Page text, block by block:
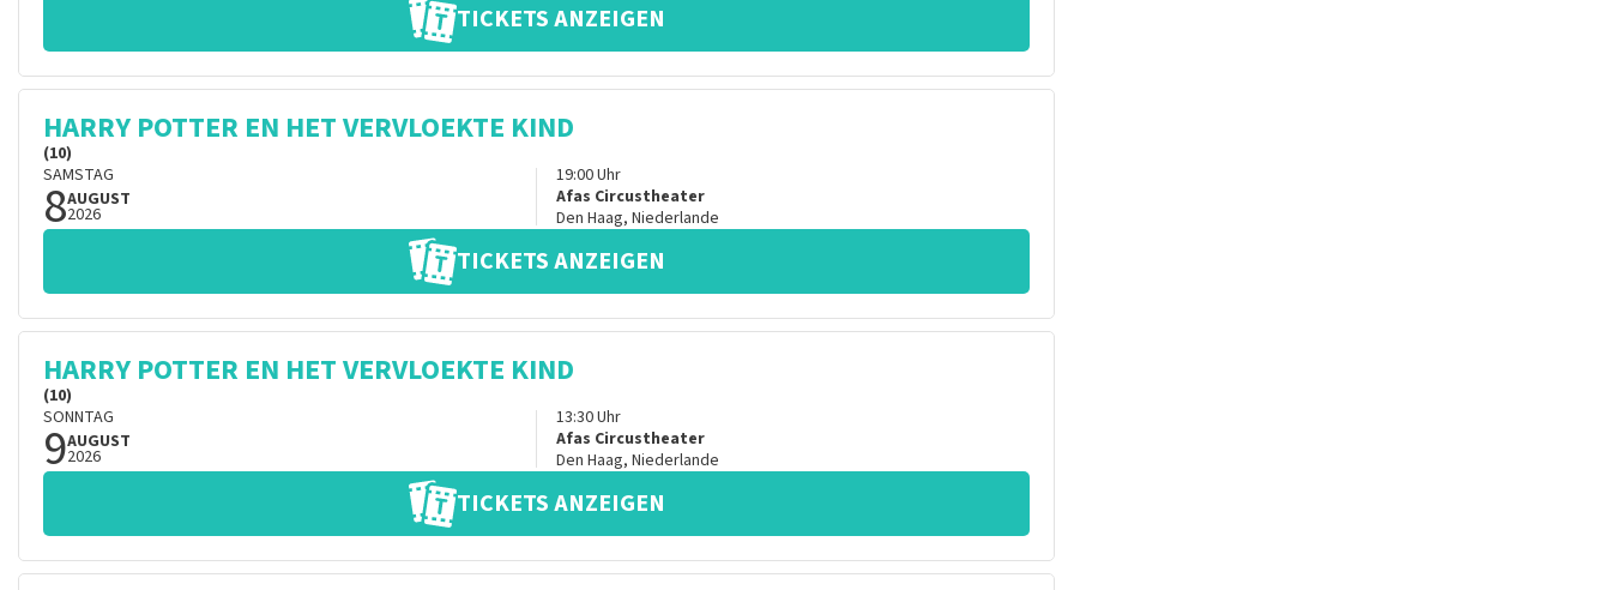
TICKETS ANZEIGEN
HARRY POTTER EN HET VERVLOEKTE KIND
(10)
SAMSTAG
8AUGUST
2026
19:00Uhr
Afas Circustheater
Den Haag, Niederlande
TICKETS ANZEIGEN
HARRY POTTER EN HET VERVLOEKTE KIND
(10)
SONNTAG
9AUGUST
2026
13:30Uhr
Afas Circustheater
Den Haag, Niederlande
TICKETS ANZEIGEN